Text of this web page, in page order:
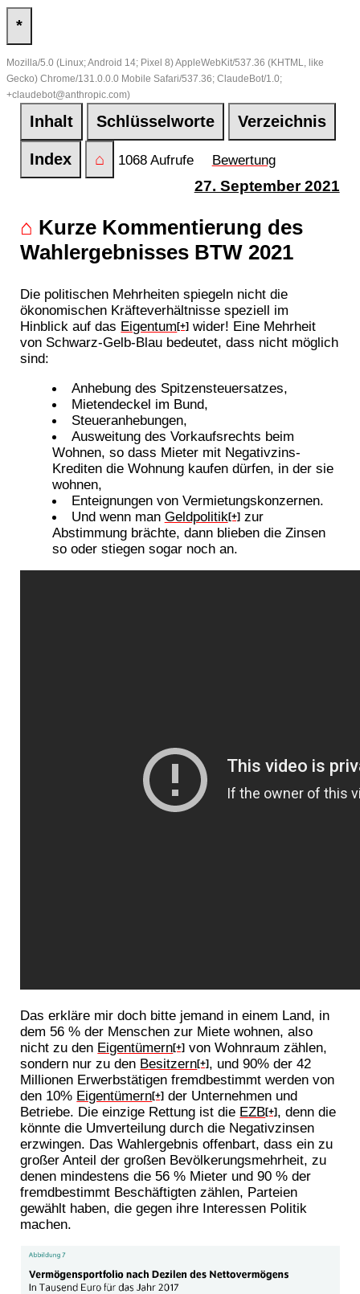
*
Mozilla/5.0 (Linux; Android 14; Pixel 8) AppleWebKit/537.36 (KHTML, like
Gecko) Chrome/131.0.0.0 Mobile Safari/537.36; ClaudeBot/1.0;
+claudebot@anthropic.com)
Inhalt Schlüsselworte Verzeichnis
Index ⌂ 1068 Aufrufe Bewertung
27. September 2021
⌂ Kurze Kommentierung des
Wahlergebnisses BTW 2021
Die politischen Mehrheiten spiegeln nicht die
ökonomischen Kräfteverhältnisse speziell im
Hinblick auf das Eigentum[+] wider! Eine Mehrheit
von Schwarz-Gelb-Blau bedeutet, dass nicht möglich
sind:
Anhebung des Spitzensteuersatzes,
Mietendeckel im Bund,
Steueranhebungen,
Ausweitung des Vorkaufsrechts beim
Wohnen, so dass Mieter mit Negativzins-
Krediten die Wohnung kaufen dürfen, in der sie
wohnen,
Enteignungen von Vermietungskonzernen.
Und wenn man Geldpolitik [+]zur
Abstimmung brächte, dann blieben die Zinsen
so oder stiegen sogar noch an.
Das erkläre mir doch bitte jemand in einem Land, in
dem 56 % der Menschen zur Miete wohnen, also
nicht zu den Eigentümern[+] von Wohnraum zählen,
sondern nur zu den Besitzern[+], und 90% der 42
Millionen Erwerbstätigen fremdbestimmt werden von
den 10% Eigentümern[+] der Unternehmen und
Betriebe. Die einzige Rettung ist die EZB[+], denn die
könnte die Umverteilung durch die Negativzinsen
erzwingen. Das Wahlergebnis offenbart, dass ein zu
großer Anteil der großen Bevölkerungsmehrheit, zu
denen mindestens die 56 % Mieter und 90 % der
fremdbestimmt Beschäftigten zählen, Parteien
gewählt haben, die gegen ihre Interessen Politik
machen.